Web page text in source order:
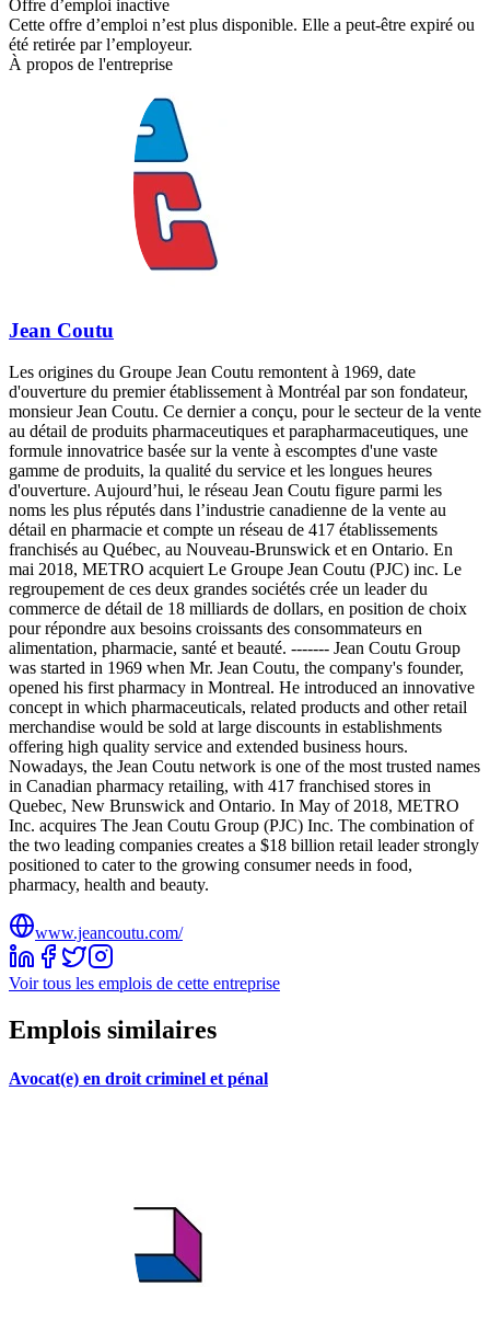
Offre d’emploi inactive
Cette offre d’emploi n’est plus disponible. Elle a peut-être expiré ou
été retirée par l’employeur.
À propos de l'entreprise
Jean Coutu
Les origines du Groupe Jean Coutu remontent à 1969, date
d'ouverture du premier établissement à Montréal par son fondateur,
monsieur Jean Coutu. Ce dernier a conçu, pour le secteur de la vente
au détail de produits pharmaceutiques et parapharmaceutiques, une
formule innovatrice basée sur la vente à escomptes d'une vaste
gamme de produits, la qualité du service et les longues heures
d'ouverture. Aujourd’hui, le réseau Jean Coutu figure parmi les
noms les plus réputés dans l’industrie canadienne de la vente au
détail en pharmacie et compte un réseau de 417 établissements
franchisés au Québec, au Nouveau-Brunswick et en Ontario. En
mai 2018, METRO acquiert Le Groupe Jean Coutu (PJC) inc. Le
regroupement de ces deux grandes sociétés crée un leader du
commerce de détail de 18 milliards de dollars, en position de choix
pour répondre aux besoins croissants des consommateurs en
alimentation, pharmacie, santé et beauté. ------- Jean Coutu Group
was started in 1969 when Mr. Jean Coutu, the company's founder,
opened his first pharmacy in Montreal. He introduced an innovative
concept in which pharmaceuticals, related products and other retail
merchandise would be sold at large discounts in establishments
offering high quality service and extended business hours.
Nowadays, the Jean Coutu network is one of the most trusted names
in Canadian pharmacy retailing, with 417 franchised stores in
Quebec, New Brunswick and Ontario. In May of 2018, METRO
Inc. acquires The Jean Coutu Group (PJC) Inc. The combination of
the two leading companies creates a $18 billion retail leader strongly
positioned to cater to the growing consumer needs in food,
pharmacy, health and beauty.
www.jeancoutu.com/
Voir tous les emplois de cette entreprise
Emplois similaires
Avocat(e) en droit criminel et pénal